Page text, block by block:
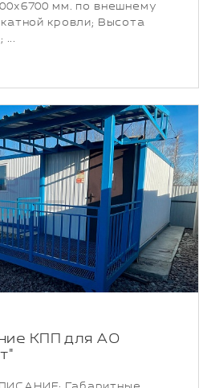
мм. по внешнему
кровли; Высота
...
КПП для АО